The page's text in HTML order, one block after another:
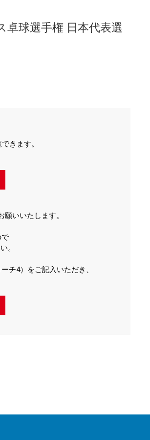
卓球選手権 日本代表選
きます。
いいたします。
。
チ4）をご記入いただき、